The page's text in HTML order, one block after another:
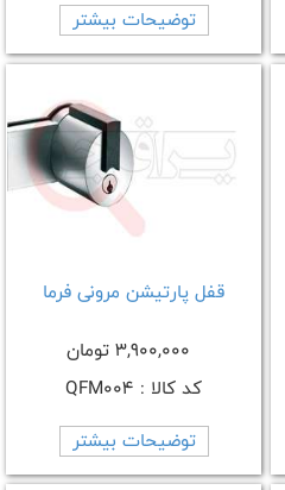
توضیحات بیشتر
قفل پارتیشن مرونی فرما
کد کالا : QFM004
توضیحات بیشتر